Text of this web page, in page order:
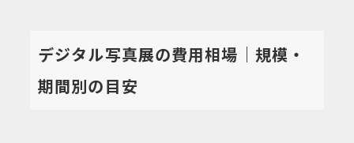
デジタル写真展の費用相場｜規模・
期間別の目安